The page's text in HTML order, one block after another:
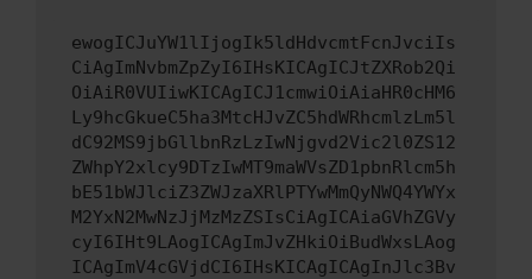
ewogICJuYW1lIjogIk5ldHdvcmtFcnJvciIs
CiAgImNvbmZpZyI6IHsKICAgICJtZXRob2Qi
OiAiR0VUIiwKICAgICJ1cmwiOiAiaHR0cHM6
Ly9hcGkueC5ha3MtcHJvZC5hdWRhcmlzLm5l
dC92MS9jbGllbnRzLzIwNjgvd2Vic2l0ZS12
ZWhpY2xlcy9DTzIwMT9maWVsZD1pbnRlcm5h
bE51bWJlciZ3ZWJzaXRlPTYwMmQyNWQ4YWYx
M2YxN2MwNzJjMzMzZSIsCiAgICAiaGVhZGVy
cyI6IHt9LAogICAgImJvZHkiOiBudWxsLAog
ICAgImV4cGVjdCI6IHsKICAgICAgInJlc3Bv